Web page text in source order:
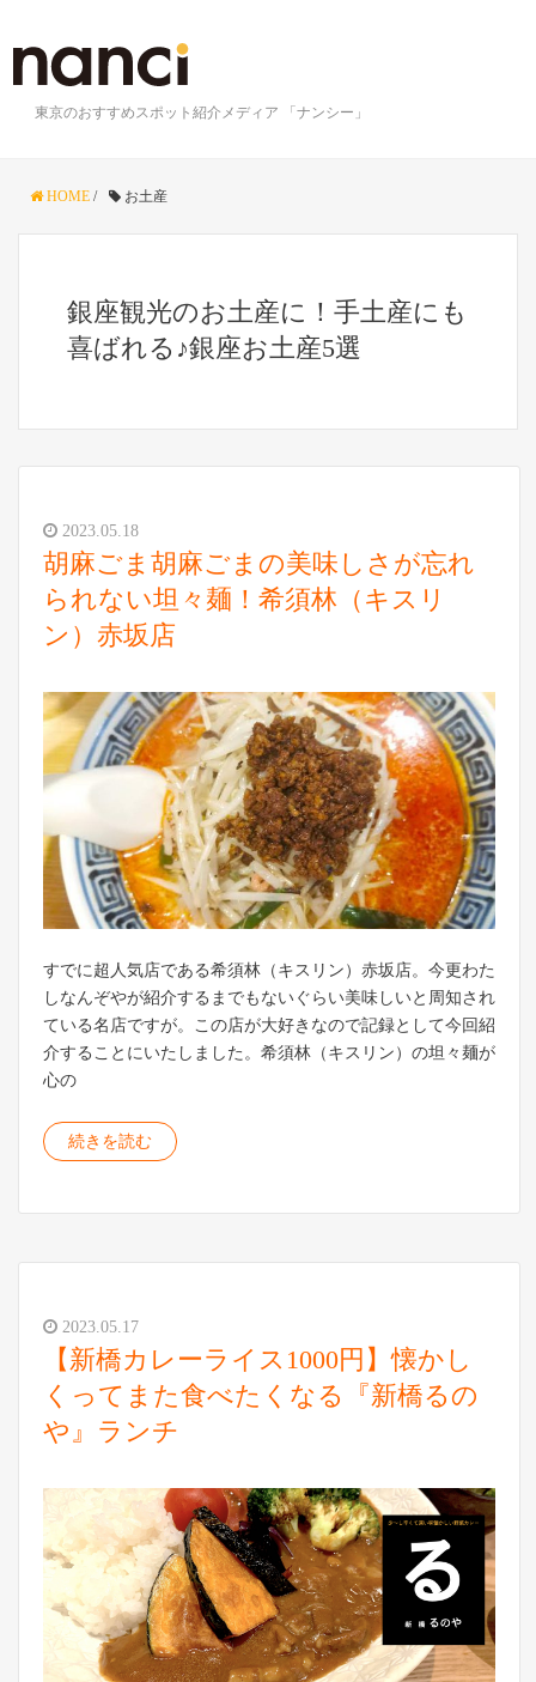
東京のおすすめスポット紹介メディア 「ナンシー」
HOME / お土産
銀座観光のお土産に！手土産にも
喜ばれる♪銀座お土産5選
2023.05.18
胡麻ごま胡麻ごまの美味しさが忘れ
られない坦々麺！希須林（キスリ
ン）赤坂店
すでに超人気店である希須林（キスリン）赤坂店。今更わた
しなんぞやが紹介するまでもないぐらい美味しいと周知され
ている名店ですが。この店が大好きなので記録として今回紹
介することにいたしました。希須林（キスリン）の坦々麺が
心の
続きを読む
2023.05.17
【新橋カレーライス1000円】懐かし
くってまた食べたくなる『新橋るの
や』ランチ